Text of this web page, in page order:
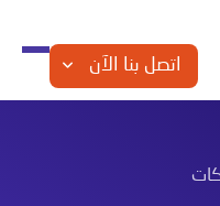
اتصل بنا الآن